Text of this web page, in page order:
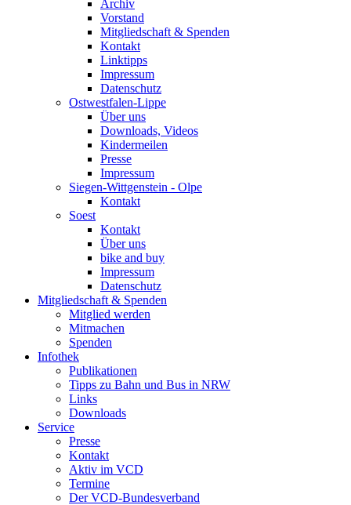
Archiv
Vorstand
Mitgliedschaft & Spenden
Kontakt
Linktipps
Impressum
Datenschutz
Ostwestfalen-Lippe
Über uns
Downloads, Videos
Kindermeilen
Presse
Impressum
Siegen-Wittgenstein - Olpe
Kontakt
Soest
Kontakt
Über uns
bike and buy
Impressum
Datenschutz
Mitgliedschaft & Spenden
Mitglied werden
Mitmachen
Spenden
Infothek
Publikationen
Tipps zu Bahn und Bus in NRW
Links
Downloads
Service
Presse
Kontakt
Aktiv im VCD
Termine
Der VCD-Bundesverband